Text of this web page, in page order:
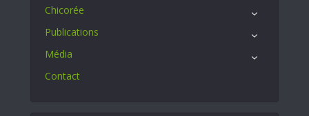
Chicorée
Publications
Média
Contact